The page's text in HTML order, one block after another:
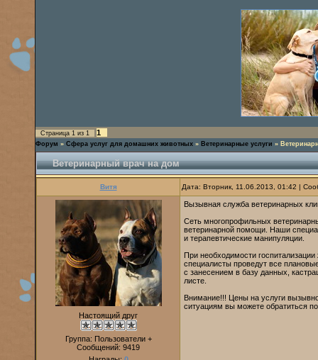
Страница 1 из 1 1
Форум » Сфера услуг для домашних животных » Ветеринарные услуги »
Ветеринарный врач на дом
Витя Дата: Вторник, 11.06.2013, 01:42 |
Настоящий друг
Группа: Пользователи +
Сообщений: 9419
Вызывная служба ветеринарных
Сеть многопрофильных
ветеринарной помощи. Наши
и терапевтические манипуляции.
При необходимости
специалисты проведут все
с занесением в базу данных,
листе.
Внимание!!! Цены на услуги
ситуациям вы можете обратиться